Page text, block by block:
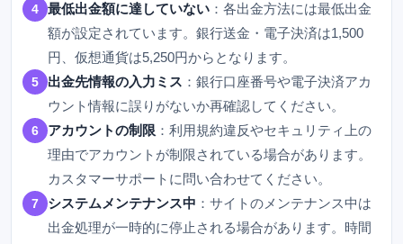
4 最低出金額に達していない ：各出金方法には最低出金
額が設定されています。銀行送金・電子決済は1,500
円、仮想通貨は5,250円からとなります。
5 出金先情報の入力ミス ：銀行口座番号や電子決済アカ
ウント情報に誤りがないか再確認してください。
6 アカウントの制限 ：利用規約違反やセキュリティ上の
理由でアカウントが制限されている場合があります。
カスタマーサポートに問い合わせてください。
7 システムメンテナンス中 ：サイトのメンテナンス中は
出金処理が一時的に停止される場合があります。時間